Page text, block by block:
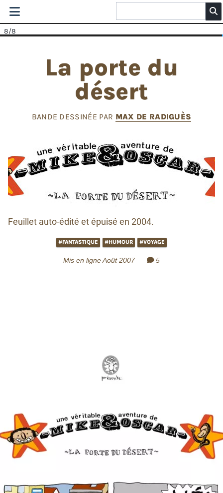
8/8
La porte du
désert
BANDE DESSINÉE PAR MAX DE RADIGUÈS
Feuillet auto-édité et épuisé en 2004.
#FANTASTIQUE #HUMOUR #VOYAGE
Mis en ligne Août 2007 5